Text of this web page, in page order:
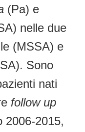
(Pa) e
nelle due
(MSSA) e
Sono
nati
follow up
2006-2015,